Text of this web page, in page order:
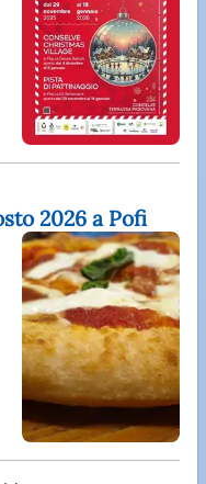
2026 a Pofi